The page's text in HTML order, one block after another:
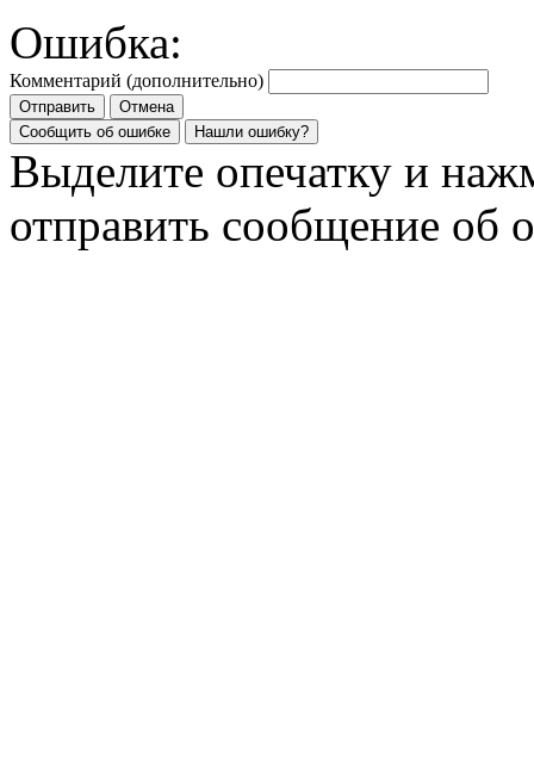
Ошибка:
Комментарий (дополнительно)
Отправить
Отмена
Сообщить об ошибке
Нашли ошибку?
Выделите опечатку и
отправить сообщение об